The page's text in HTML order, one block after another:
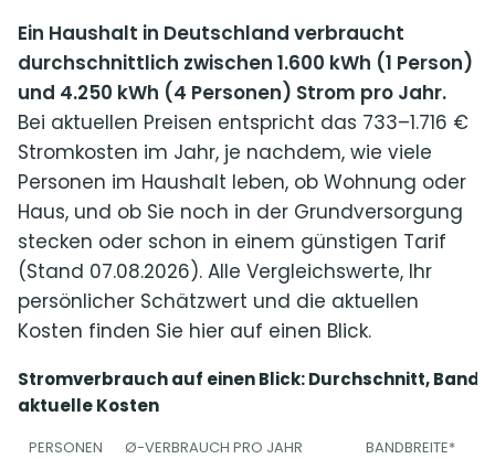
Ein Haushalt in Deutschland verbraucht
durchschnittlich zwischen 1.600 kWh (1 Person)
und 4.250 kWh (4 Personen) Strom pro Jahr.
Bei aktuellen Preisen entspricht das 733–1.716 €
Stromkosten im Jahr, je nachdem, wie viele
Personen im Haushalt leben, ob Wohnung oder
Haus, und ob Sie noch in der Grundversorgung
stecken oder schon in einem günstigen Tarif
(Stand 07.08.2026). Alle Vergleichswerte, Ihr
persönlicher Schätzwert und die aktuellen
Kosten finden Sie hier auf einen Blick.
Stromverbrauch auf einen Blick: Durchschnitt,
aktuelle Kosten
PERSONEN
Ø-VERBRAUCH PRO JAHR BANDBREITE*